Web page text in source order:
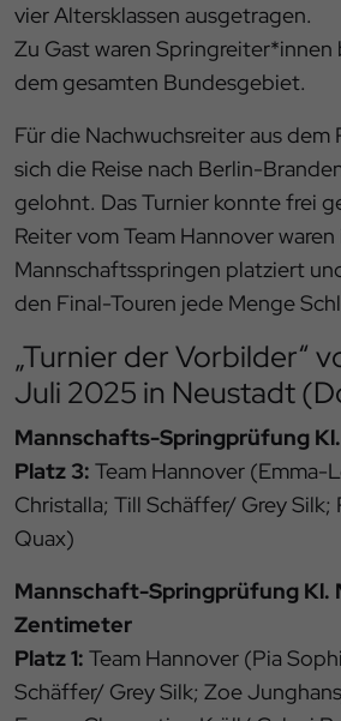
vier Altersklassen ausgetragen.
Zu Gast waren Springreiter*innen
dem gesamten Bundesgebiet.
Für die Nachwuchsreiter aus dem
sich die Reise nach Berlin-
gelohnt. Das Turnier konnte frei
Reiter vom Team Hannover waren
Mannschaftsspringen platziert
den Final-Touren jede Menge
„Turnier der Vorbilder“
Juli 2025 in Neustadt
Mannschafts-Springprüfung
Platz 3: Team Hannover (Emma-
Christalla; Till Schäffer/ Grey Silk;
Quax)
Mannschaft-Springprüfung Kl.
Zentimeter
Platz 1: Team Hannover (Pia
Schäffer/ Grey Silk; Zoe